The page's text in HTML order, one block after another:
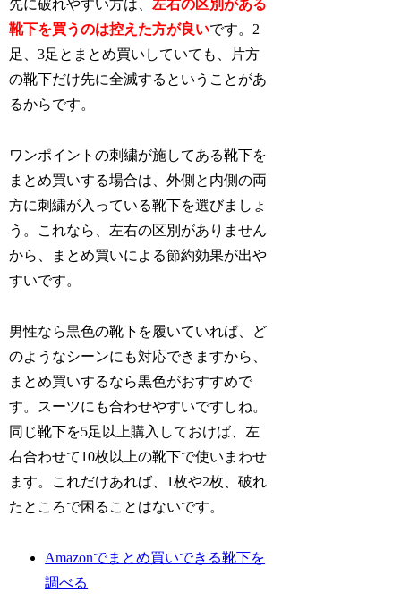
先に破れやすい方は、左右の区別がある
靴下を買うのは控えた方が良いです。2
足、3足とまとめ買いしていても、片方
の靴下だけ先に全滅するということがあ
るからです。
ワンポイントの刺繍が施してある靴下を
まとめ買いする場合は、外側と内側の両
方に刺繍が入っている靴下を選びましょ
う。これなら、左右の区別がありません
から、まとめ買いによる節約効果が出や
すいです。
男性なら黒色の靴下を履いていれば、ど
のようなシーンにも対応できますから、
まとめ買いするなら黒色がおすすめで
す。スーツにも合わせやすいですしね。
同じ靴下を5足以上購入しておけば、左
右合わせて10枚以上の靴下で使いまわせ
ます。これだけあれば、1枚や2枚、破れ
たところで困ることはないです。
Amazonでまとめ買いできる靴下を
調べる